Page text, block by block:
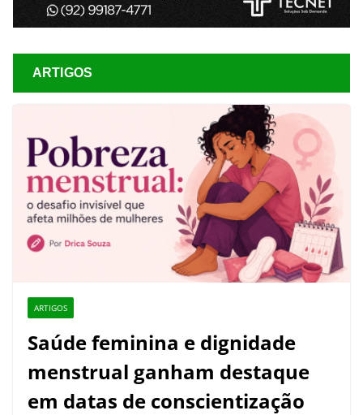
ARTIGOS
ARTIGOS
Saúde feminina e dignidade
menstrual ganham destaque
em datas de conscientização